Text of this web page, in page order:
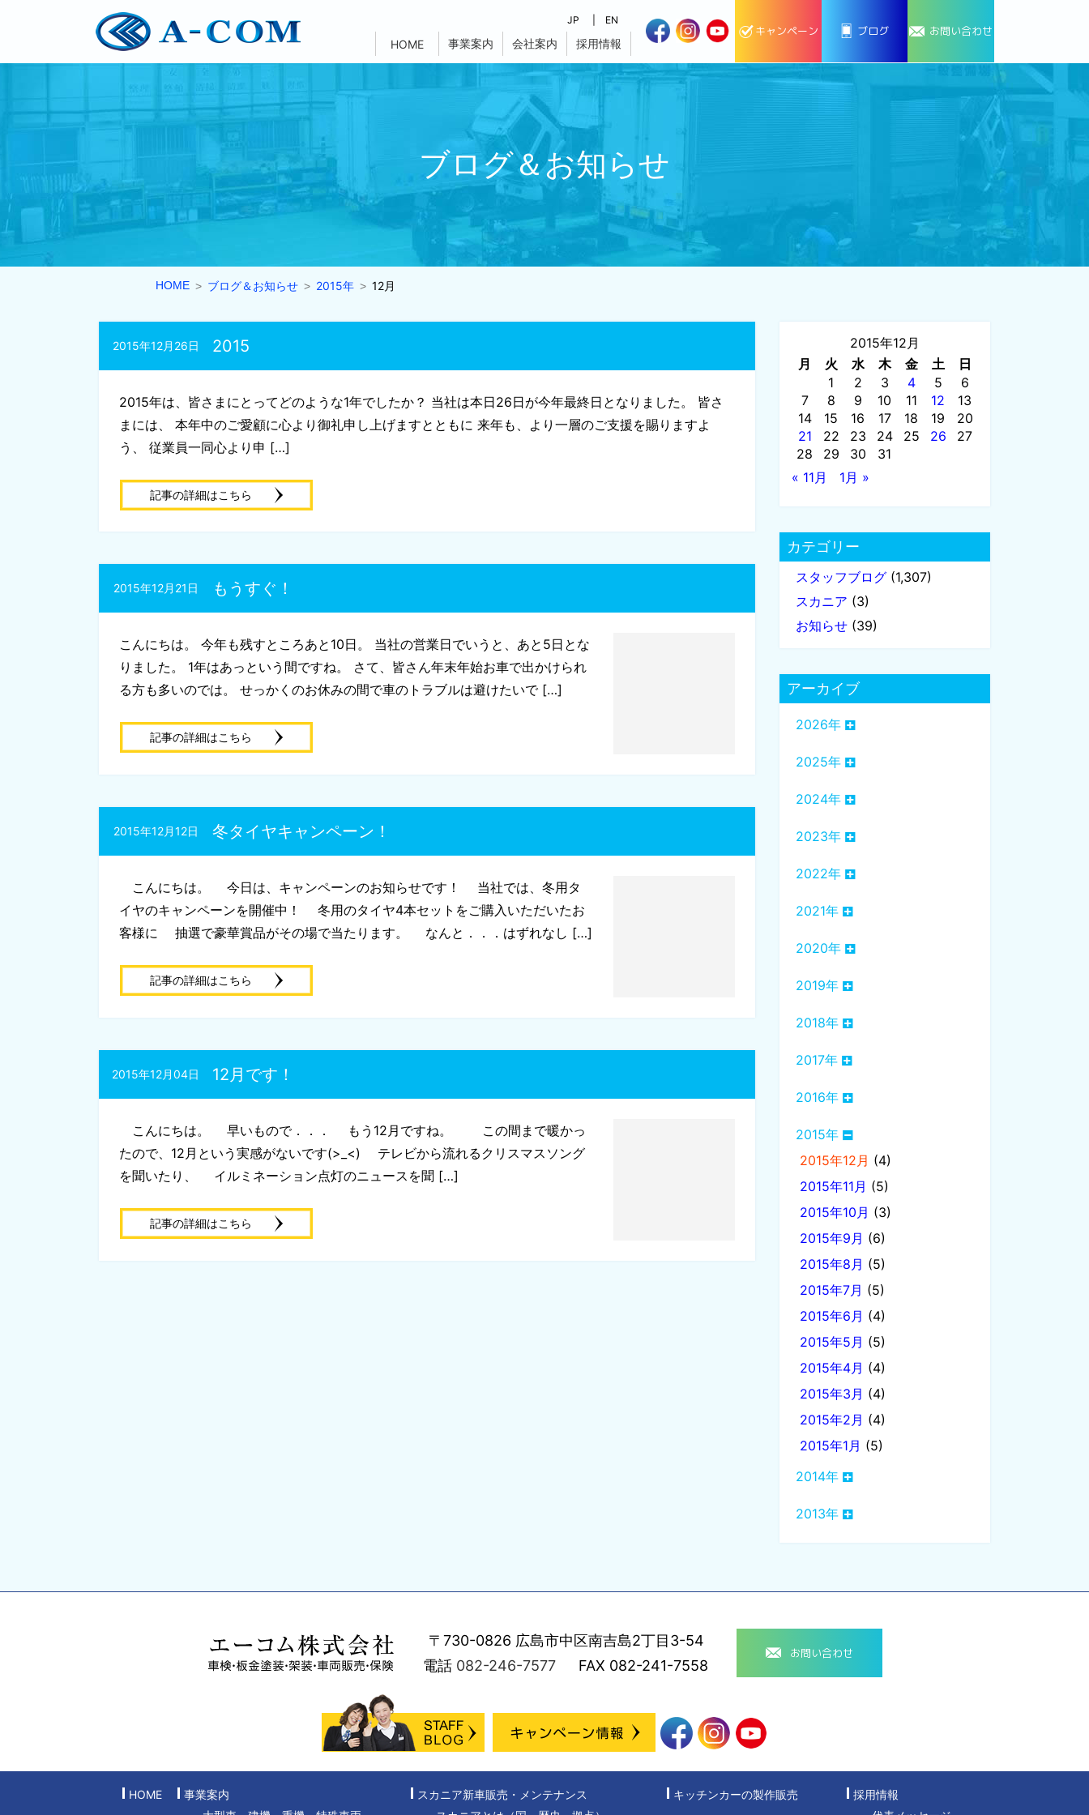
JP EN
HOME 事業案内 会社案内 採用情報
キャンペーン ブログ お問い合わせ
ブログ＆お知らせ
HOME ブログ＆お知らせ 2015年 12月
2015
2015年12月26日
2015年は、皆さまにとってどのような1年でしたか？ 当社は本日26日が今年最終日となりました。 皆さ
まには、 本年中のご愛顧に心より御礼申し上げますとともに 来年も、より一層のご支援を賜りますよ
う、 従業員一同心より申 […]
記事の詳細はこちら
もうすぐ！
2015年12月21日
こんにちは。 今年も残すところあと10日。 当社の営業日でいうと、あと5日とな
りました。 1年はあっという間ですね。 さて、皆さん年末年始お車で出かけられ
る方も多いのでは。 せっかくのお休みの間で車のトラブルは避けたいで […]
記事の詳細はこちら
冬タイヤキャンペーン！
2015年12月12日
こんにちは。 今日は、キャンペーンのお知らせです！ 当社では、冬用タ
イヤのキャンペーンを開催中！ 冬用のタイヤ4本セットをご購入いただいたお
客様に 抽選で豪華賞品がその場で当たります。 なんと．．．はずれなし […]
記事の詳細はこちら
12月です！
2015年12月04日
こんにちは。 早いもので．．． もう12月ですね。 この間まで暖かっ
たので、12月という実感がないです(>_<) テレビから流れるクリスマスソング
を聞いたり、 イルミネーション点灯のニュースを聞 […]
記事の詳細はこちら
2015年12月
月
火 水 木 金 土
日
1
2 3 4 5
6
7
8 9 10 11 12
13
14
15 16 17 18 19
20
21
22 23 24 25 26
27
28
29 30
31
« 11月
1月 »
カテゴリー
スタッフブログ (1,307)
スカニア (3)
お知らせ (39)
アーカイブ
2026年
2025年
2024年
2023年
2022年
2021年
2020年
2019年
2018年
2017年
2016年
2015年
2015年12月 (4)
2015年11月 (5)
2015年10月 (3)
2015年9月 (6)
2015年8月 (5)
2015年7月 (5)
2015年6月 (4)
2015年5月 (5)
2015年4月 (4)
2015年3月 (4)
2015年2月 (4)
2015年1月 (5)
2014年
2013年
〒730-0826 広島市中区南吉島2丁目3-54
電話 082-246-7577 FAX 082-241-7558
お問い合わせ
HOME
事業案内
スカニア新車販売・メンテナンス
キッチンカーの製作販売
採用情報